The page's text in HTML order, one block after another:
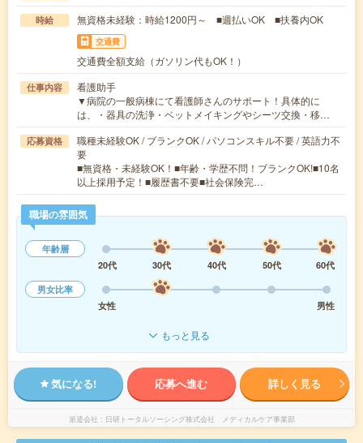
時給 無資格未経験：時給1200円～ ■週払いOK ■扶養内OK
交通費
交通費全額支給（ガソリン代もOK！）
仕事内容
看護助手
▼病院の一般病棟にて看護師さんのサポート！具体的に
は、・器具の洗浄・ベットメイキングやシーツ交換・移…
応募資格
職種未経験OK / ブランクOK / パソコンスキル不要 / 英語力不
要
■無資格・未経験OK！■年齢・学歴不問！ブランクOK!■10名
以上採用予定！■履歴書不要■社会保険完…
職場の雰囲気
年齢層
20代
30代 40代 50代
60代
男女比率
女性
男性
もっと見る
気になる! 応募へ進む 詳しく見る
派遣会社 日研トータルソーシング株式会社 メディカルケア事業部